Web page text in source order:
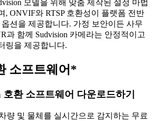
모델을 위해 맞춤 제작된 설정 마법
, ONVIF와 RTSP 호환성이 플랫폼 전반
션을 제공합니다. 가정 보안이든 사무
과 함께 Sudvision 카메라는 안정적이고
링을 제공합니다.
소프트웨어*
환 소프트웨어 다운로드하기
량 및 물체를 실시간으로 감지하는 무료